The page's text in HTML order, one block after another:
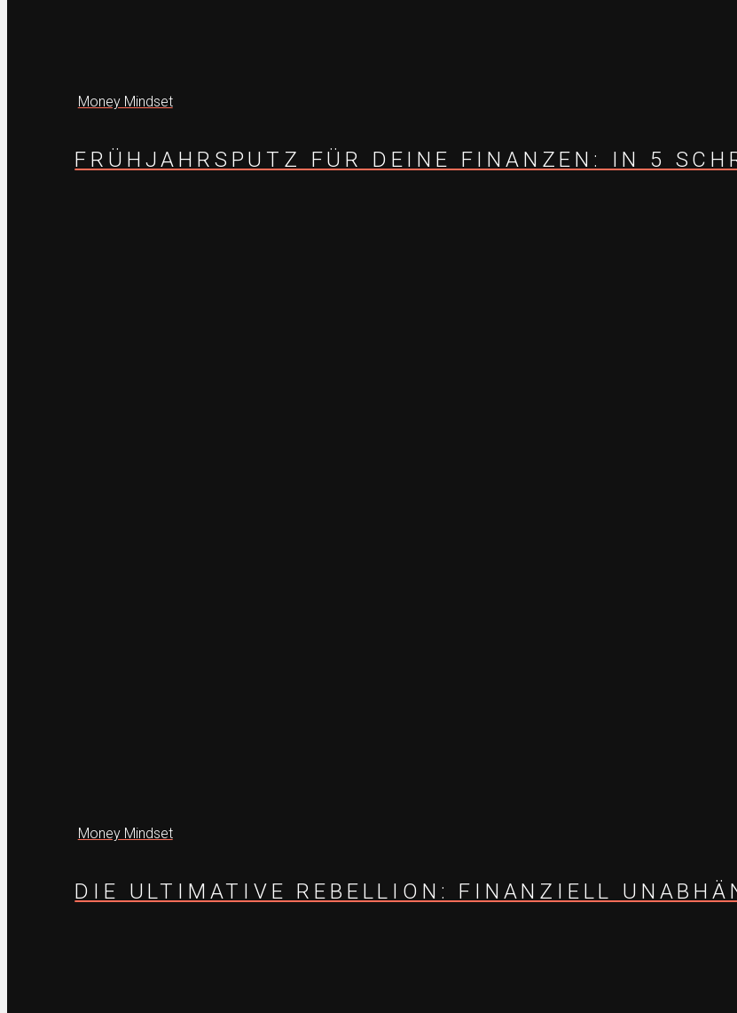
Money Mindset
FRÜHJAHRSPUTZ FÜR DEINE FINANZEN: IN 5
Money Mindset
DIE ULTIMATIVE REBELLION: FINANZIELL